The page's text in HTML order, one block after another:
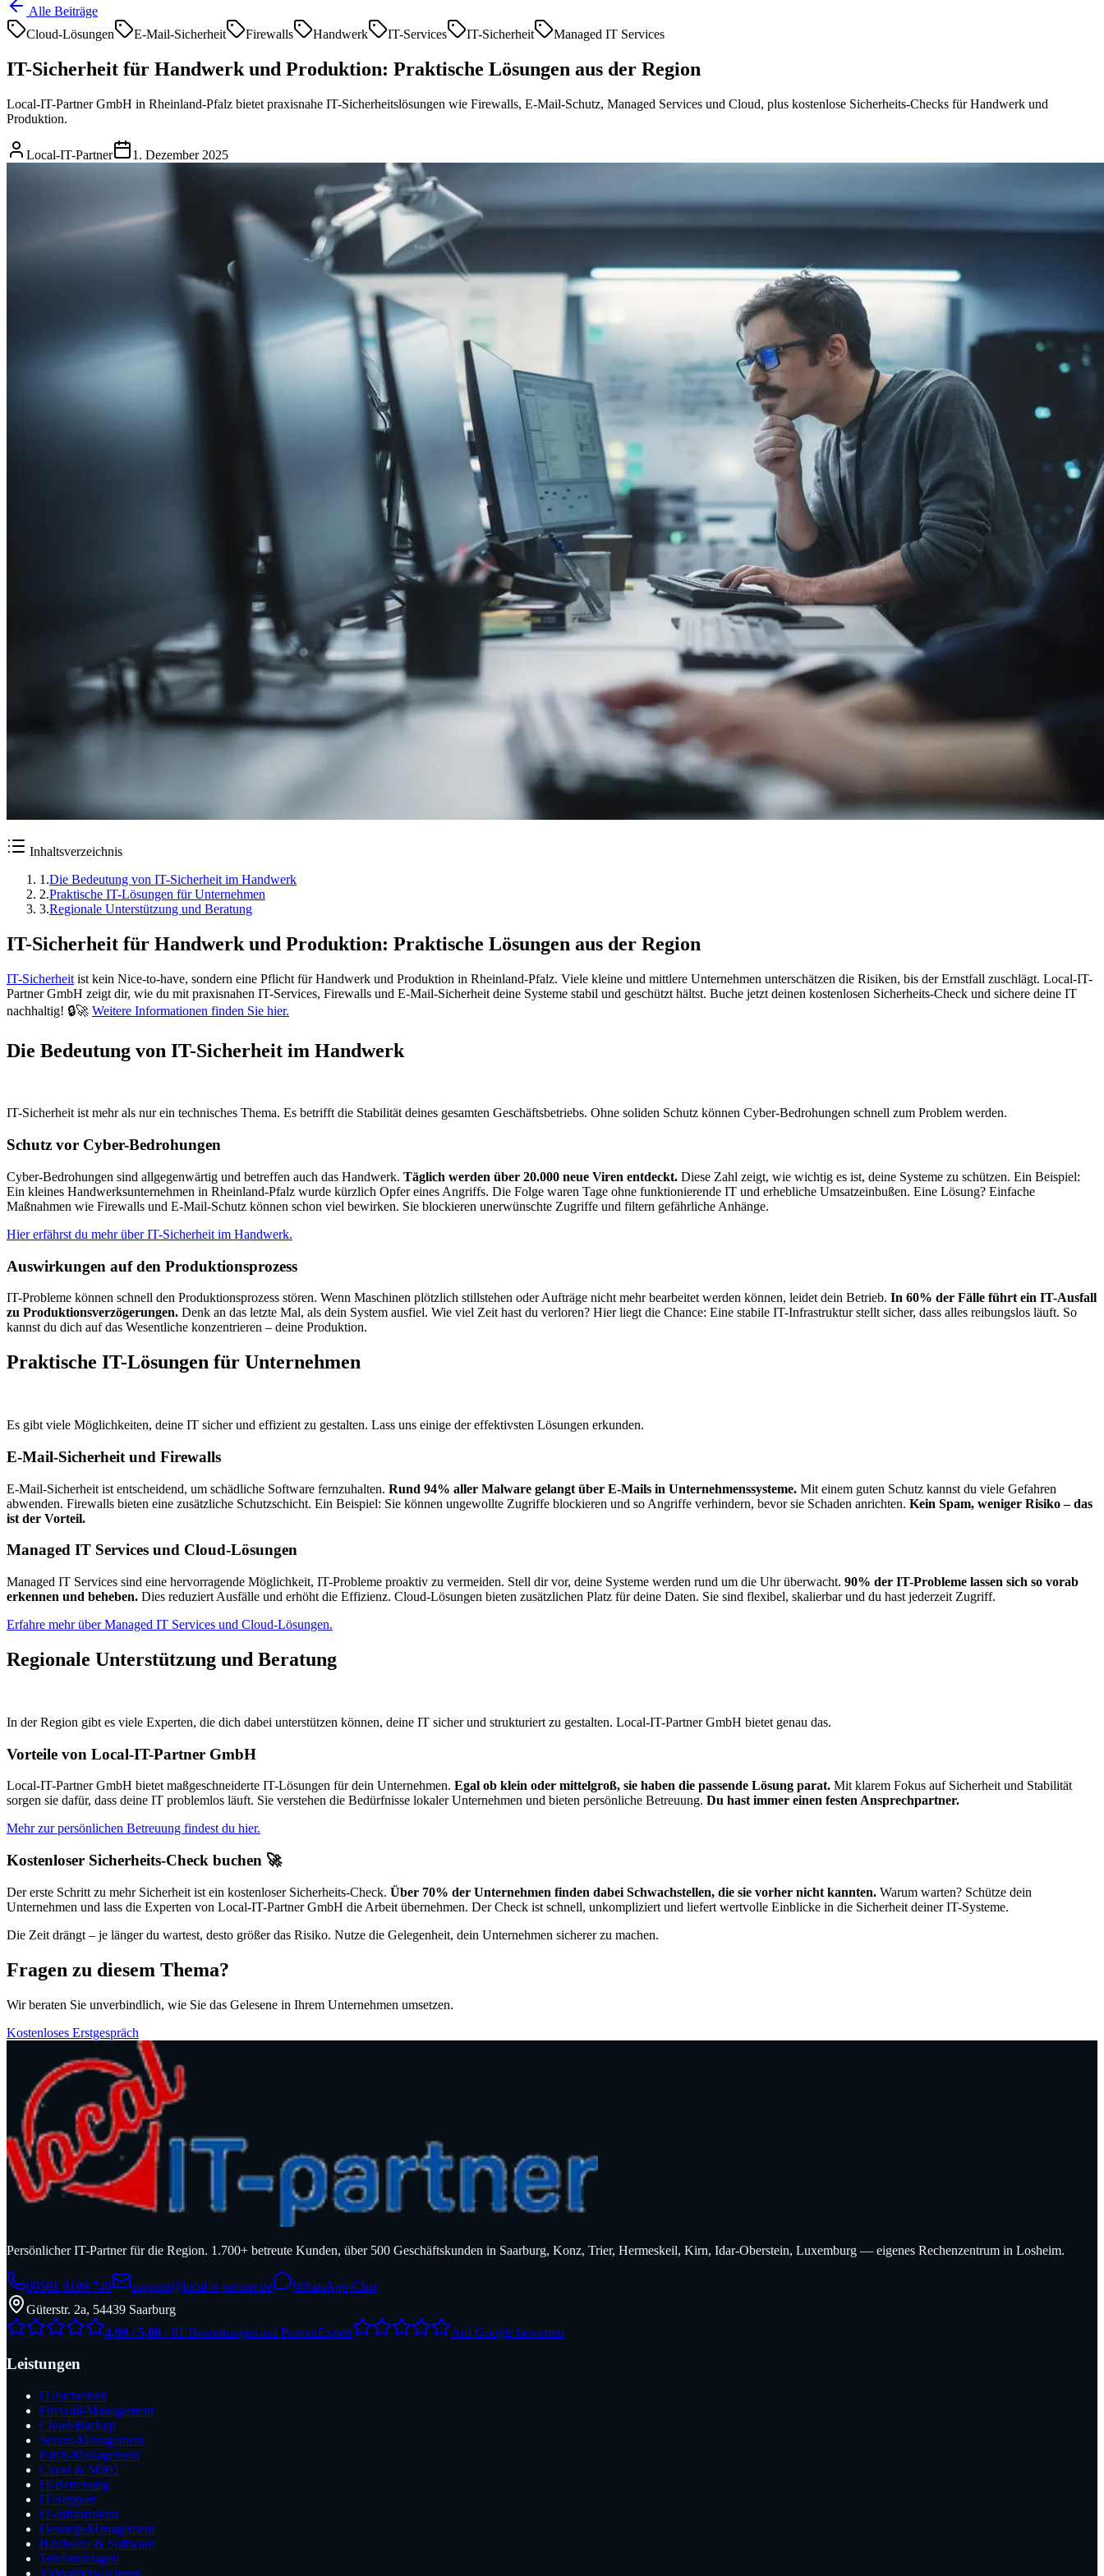
Alle Beiträge
Cloud-Lösungen
E-Mail-Sicherheit Firewalls Handwerk IT-Services IT-Sicherheit Managed IT Services
IT-Sicherheit für Handwerk und Produktion: Praktische Lösungen aus der Region
Local-IT-Partner GmbH in Rheinland-Pfalz bietet praxisnahe IT-Sicherheitslösungen wie Firewalls, E-Mail-Schutz, Managed Services und Cloud, plus kostenlose Sicherheits-Checks für Handwerk und
Produktion.
Local-IT-Partner 1. Dezember 2025
Inhaltsverzeichnis
1 .Die Bedeutung von IT-Sicherheit im Handwerk
2.Praktische IT-Lösungen für Unternehmen
3.Regionale Unterstützung und Beratung
IT-Sicherheit für Handwerk und Produktion: Praktische Lösungen aus der Region
IT-Sicherheit ist kein Nice-to-have, sondern eine Pflicht für Handwerk und Produktion in Rheinland-Pfalz. Viele kleine und mittlere Unternehmen unterschätzen die Risiken, bis der Ernstfall zuschlägt. Local-IT-
Partner GmbH zeigt dir, wie du mit praxisnahen IT-Services, Firewalls und E-Mail-Sicherheit deine Systeme stabil und geschützt hältst. Buche jetzt deinen kostenlosen Sicherheits-Check und sichere deine IT
nachhaltig! 🔒🚀 Weitere Informationen finden Sie hier.
Die Bedeutung von IT-Sicherheit im Handwerk
IT-Sicherheit ist mehr als nur ein technisches Thema. Es betrifft die Stabilität deines gesamten Geschäftsbetriebs. Ohne soliden Schutz können Cyber-Bedrohungen schnell zum Problem werden.
Schutz vor Cyber-Bedrohungen
Cyber-Bedrohungen sind allgegenwärtig und betreffen auch das Handwerk. Täglich werden über 20.000 neue Viren entdeckt. Diese Zahl zeigt, wie wichtig es ist, deine Systeme zu schützen. Ein Beispiel:
Ein kleines Handwerksunternehmen in Rheinland-Pfalz wurde kürzlich Opfer eines Angriffs. Die Folge waren Tage ohne funktionierende IT und erhebliche Umsatzeinbußen. Eine Lösung? Einfache
Maßnahmen wie Firewalls und E-Mail-Schutz können schon viel bewirken. Sie blockieren unerwünschte Zugriffe und filtern gefährliche Anhänge.
Hier erfährst du mehr über IT-Sicherheit im Handwerk.
Auswirkungen auf den Produktionsprozess
IT-Probleme können schnell den Produktionsprozess stören. Wenn Maschinen plötzlich stillstehen oder Aufträge nicht mehr bearbeitet werden können, leidet dein Betrieb. In 60% der Fälle führt ein IT-Ausfall
zu Produktionsverzögerungen. Denk an das letzte Mal, als dein System ausfiel. Wie viel Zeit hast du verloren? Hier liegt die Chance: Eine stabile IT-Infrastruktur stellt sicher, dass alles reibungslos läuft. So
kannst du dich auf das Wesentliche konzentrieren – deine Produktion.
Praktische IT-Lösungen für Unternehmen
Es gibt viele Möglichkeiten, deine IT sicher und effizient zu gestalten. Lass uns einige der effektivsten Lösungen erkunden.
E-Mail-Sicherheit und Firewalls
E-Mail-Sicherheit ist entscheidend, um schädliche Software fernzuhalten. Rund 94% aller Malware gelangt über E-Mails in Unternehmenssysteme. Mit einem guten Schutz kannst du viele Gefahren
abwenden. Firewalls bieten eine zusätzliche Schutzschicht. Ein Beispiel: Sie können ungewollte Zugriffe blockieren und so Angriffe verhindern, bevor sie Schaden anrichten. Kein Spam, weniger Risiko – das
ist der Vorteil.
Managed IT Services und Cloud-Lösungen
Managed IT Services sind eine hervorragende Möglichkeit, IT-Probleme proaktiv zu vermeiden. Stell dir vor, deine Systeme werden rund um die Uhr überwacht. 90% der IT-Probleme lassen sich so vorab
erkennen und beheben. Dies reduziert Ausfälle und erhöht die Effizienz. Cloud-Lösungen bieten zusätzlichen Platz für deine Daten. Sie sind flexibel, skalierbar und du hast jederzeit Zugriff.
Erfahre mehr über Managed IT Services und Cloud-Lösungen.
Regionale Unterstützung und Beratung
In der Region gibt es viele Experten, die dich dabei unterstützen können, deine IT sicher und strukturiert zu gestalten. Local-IT-Partner GmbH bietet genau das.
Vorteile von Local-IT-Partner GmbH
Local-IT-Partner GmbH bietet maßgeschneiderte IT-Lösungen für dein Unternehmen. Egal ob klein oder mittelgroß, sie haben die passende Lösung parat. Mit klarem Fokus auf Sicherheit und Stabilität
sorgen sie dafür, dass deine IT problemlos läuft. Sie verstehen die Bedürfnisse lokaler Unternehmen und bieten persönliche Betreuung. Du hast immer einen festen Ansprechpartner.
Mehr zur persönlichen Betreuung findest du hier.
Kostenloser Sicherheits-Check buchen 🚀
Der erste Schritt zu mehr Sicherheit ist ein kostenloser Sicherheits-Check. Über 70% der Unternehmen finden dabei Schwachstellen, die sie vorher nicht kannten. Warum warten? Schütze dein
Unternehmen und lass die Experten von Local-IT-Partner GmbH die Arbeit übernehmen. Der Check ist schnell, unkompliziert und liefert wertvolle Einblicke in die Sicherheit deiner IT-Systeme.
Die Zeit drängt – je länger du wartest, desto größer das Risiko. Nutze die Gelegenheit, dein Unternehmen sicherer zu machen.
Fragen zu diesem Thema?
Wir beraten Sie unverbindlich, wie Sie das Gelesene in Ihrem Unternehmen umsetzen.
Kostenloses Erstgespräch
Persönlicher IT-Partner für die Region. 1.700+ betreute Kunden, über 500 Geschäftskunden in Saarburg, Konz, Trier, Hermeskeil, Kirn, Idar-Oberstein, Luxemburg — eigenes Rechenzentrum in Losheim.
06581 8199 746 support@local-it-partner.de
WhatsApp-Chat
Güterstr. 2a, 54439 Saarburg
4,99 / 5,00 · 81 Bewertungen auf ProvenExpert Auf Google bewerten
Leistungen
IT-Sicherheit
Firewall-Management
Cloud-Backup
Server-Management
Patch-Management
Cloud & M365
IT-Betreuung
IT-Support
IT-Infrastruktur
Desktop-Management
Hardware & Software
Telefonanlagen
Videoüberwachung